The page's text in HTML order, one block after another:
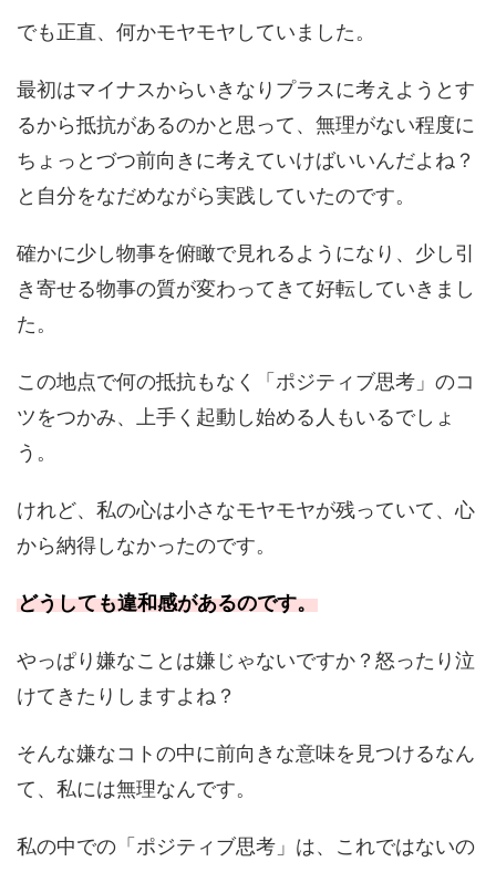
でも正直、何かモヤモヤしていました。
最初はマイナスからいきなりプラスに考えようとす
るから抵抗があるのかと思って、無理がない程度に
ちょっとづつ前向きに考えていけばいいんだよね？
と自分をなだめながら実践していたのです。
確かに少し物事を俯瞰で見れるようになり、少し引
き寄せる物事の質が変わってきて好転していきまし
た。
この地点で何の抵抗もなく「ポジティブ思考」のコ
ツをつかみ、上手く起動し始める人もいるでしょ
う。
けれど、私の心は小さなモヤモヤが残っていて、心
から納得しなかったのです。
どうしても違和感があるのです。
やっぱり嫌なことは嫌じゃないですか？怒ったり泣
けてきたりしますよね？
そんな嫌なコトの中に前向きな意味を見つけるなん
て、私には無理なんです。
私の中での「ポジティブ思考」は、これではないの